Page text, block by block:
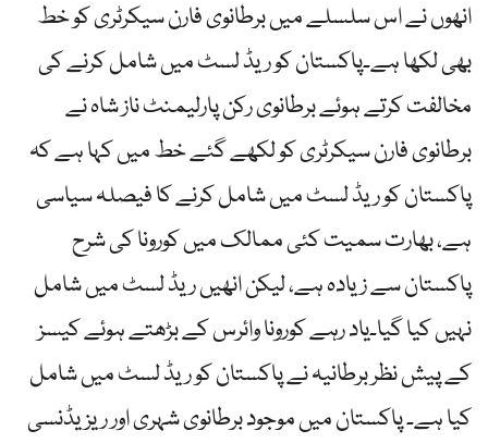
انھوں نے اس سلسلے میں برطانوی فارن سیکرٹری کو خط
بھی لکھا ہے۔پاکستان کو ریڈ لسٹ میں شامل کرنے کی
مخالفت کرتے ہوئے برطانوی رکن پارلیمنٹ ناز شاہ نے
برطانوی فارن سیکرٹری کو لکھے گئے خط میں کہا ہے کہ
پاکستان کو ریڈ لسٹ میں شامل کرنے کا فیصلہ سیاسی
ہے، بھارت سمیت کئی ممالک میں کورونا کی شرح
پاکستان سے زیادہ ہے، لیکن انھیں ریڈ لسٹ میں شامل
نہیں کیا گیا۔یاد رہے کورونا وائرس کے بڑھتے ہوئے کیسز
کے پیش نظر برطانیہ نے پاکستان کو ریڈ لسٹ میں شامل
کیا ہے۔ پاکستان میں موجود برطانوی شہری اور ریزیڈنسی